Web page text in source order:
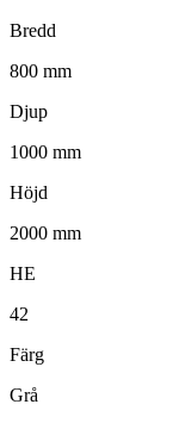
Bredd
800 mm
Djup
1000 mm
Höjd
2000 mm
HE
42
Färg
Grå